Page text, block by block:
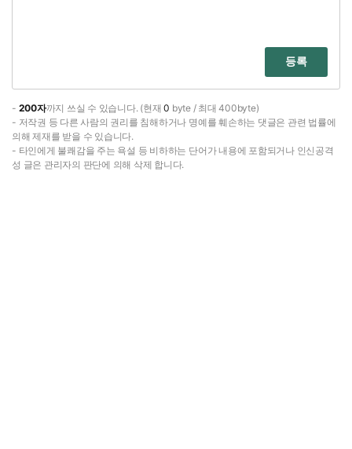
등록
- 200자까지 쓰실 수 있습니다. (현재0 byte / 최대 400byte)
- 저작권 등 다른 사람의 권리를 침해하거나 명예를 훼손하는 댓글은 관련 법률에
의해 제재를 받을 수 있습니다.
- 타인에게 불쾌감을 주는 욕설 등 비하하는 단어가 내용에 포함되거나 인신공격
성 글은 관리자의 판단에 의해 삭제 합니다.